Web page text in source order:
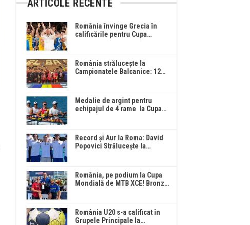
ARTICOLE RECENTE
România învinge Grecia în
calificările pentru Cupa…
România strălucește la
Campionatele Balcanice: 12…
Medalie de argint pentru
echipajul de 4 rame la Cupa…
Record și Aur la Roma: David
Popovici Strălucește la…
România, pe podium la Cupa
Mondială de MTB XCE! Bronz…
România U20 s-a calificat în
Grupele Principale la…